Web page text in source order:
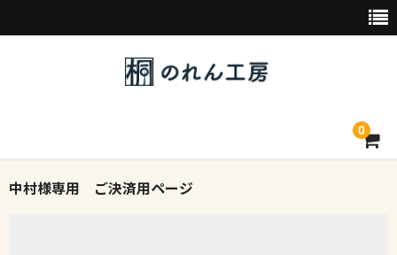
0
トップページ
中村様専用 ご決済用ページ